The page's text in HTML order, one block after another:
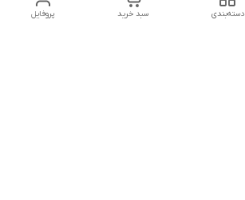
پروفایل سبد خرید دسته‌بندی